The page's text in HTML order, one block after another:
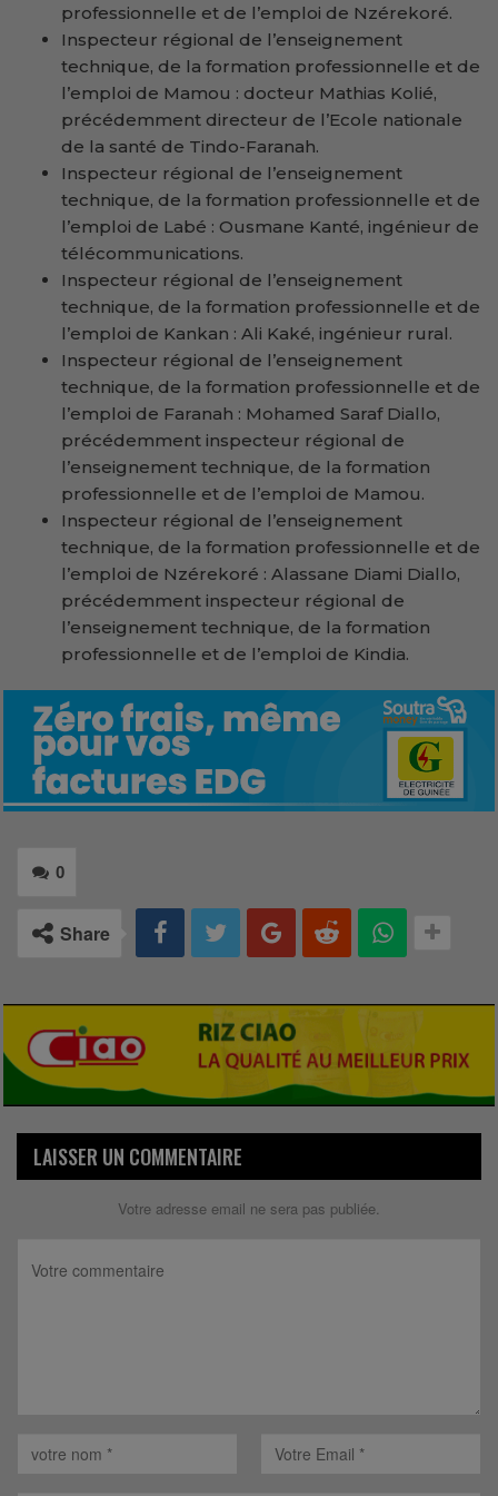
professionnelle et de l’emploi de Nzérekoré.
Inspecteur régional de l’enseignement
technique, de la formation professionnelle et de
l’emploi de Mamou : docteur Mathias Kolié,
précédemment directeur de l’Ecole nationale
de la santé de Tindo-Faranah.
Inspecteur régional de l’enseignement
technique, de la formation professionnelle et de
l’emploi de Labé : Ousmane Kanté, ingénieur de
télécommunications.
Inspecteur régional de l’enseignement
technique, de la formation professionnelle et de
l’emploi de Kankan : Ali Kaké, ingénieur rural.
Inspecteur régional de l’enseignement
technique, de la formation professionnelle et de
l’emploi de Faranah : Mohamed Saraf Diallo,
précédemment inspecteur régional de
l’enseignement technique, de la formation
professionnelle et de l’emploi de Mamou.
Inspecteur régional de l’enseignement
technique, de la formation professionnelle et de
l’emploi de Nzérekoré : Alassane Diami Diallo,
précédemment inspecteur régional de
l’enseignement technique, de la formation
professionnelle et de l’emploi de Kindia.
0
Share
LAISSER UN COMMENTAIRE
Votre adresse email ne sera pas publiée.